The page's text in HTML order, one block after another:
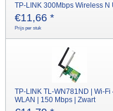
TP-LINK 300Mbps Wireless N
€11,66 *
Prijs per stuk
TP-LINK TL-WN781ND | Wi-
WLAN | 150 Mbps | Zwart